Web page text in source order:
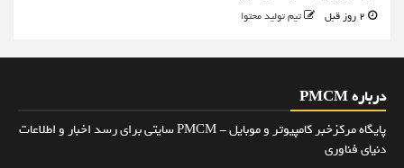
تیم تولید محتوا
درباره PMCM
پایگاه مرکزخبر کامپیوتر و موبایل - PMCM سایتی برای رسد اخبار و اطلاعات
دنیای فناوری